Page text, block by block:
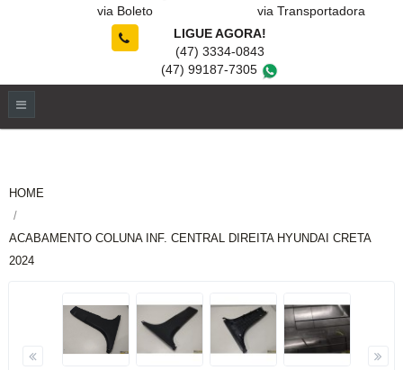
via Boleto
via Transportadora
LIGUE AGORA!
(47) 3334-0843
(47) 99187-7305
HOME
ACABAMENTO COLUNA INF. CENTRAL DIREITA HYUNDAI CRETA
2024